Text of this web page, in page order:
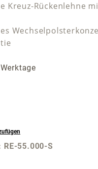
Kreuz-Rückenlehne
RE-55.000-S